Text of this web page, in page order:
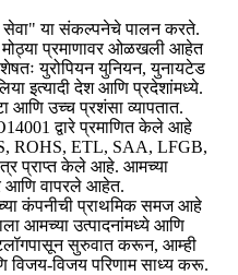
सेवा" या संकल्पनेचे पालन करते.
मोठ्या प्रमाणावर ओळखली आहेत
युरोपियन युनियन, युनायटेड
इत्यादी देश आणि प्रदेशांमध्ये.
आणि उच्च प्रशंसा व्यापतात.
द्वारे प्रमाणित केले आहे
ROHS, ETL, SAA, LFGB,
प्राप्त केले आहे. आमच्या
आणि वापरले आहेत.
कंपनीची प्राथमिक समज आहे
आमच्या उत्पादनांमध्ये आणि
सुरुवात करून, आम्ही
विजय-विजय परिणाम साध्य करू.